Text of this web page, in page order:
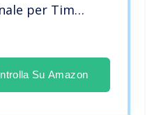
per Tim
LTE 4G LTE
Su Amazon